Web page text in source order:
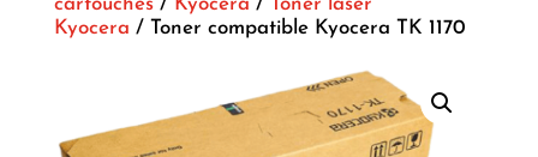
cartouches/ Kyocera / Toner laser
Kyocera / Toner compatible Kyocera TK 1170